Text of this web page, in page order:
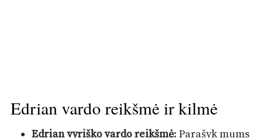
Edrian vardo reikšmė ir kilmė
Edrian vyriško vardo reikšmė: Parašyk mums